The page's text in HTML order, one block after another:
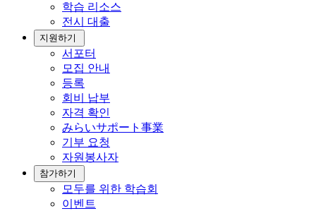
학습 리소스
전시 대출
지원하기
서포터
모집 안내
등록
회비 납부
자격 확인
みらいサポート事業
기부 요청
자원봉사자
참가하기
모두를 위한 학습회
이벤트